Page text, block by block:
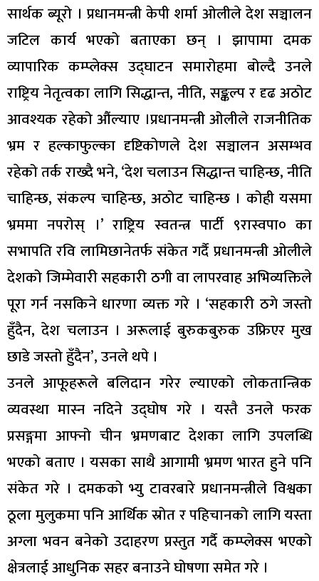
सार्थक ब्यूरो । प्रधानमन्त्री केपी शर्मा ओलीले देश सञ्चालन
जटिल कार्य भएको बताएका छन् । झापामा दमक
व्यापारिक कम्प्लेक्स उद्घाटन समारोहमा बोल्दै उनले
राष्ट्रिय नेतृत्वका लागि सिद्धान्त, नीति, सङ्कल्प र दृढ अठोट
आवश्यक रहेको औंल्याए ।प्रधानमन्त्री ओलीले राजनीतिक
भ्रम र हल्काफुल्का दृष्टिकोणले देश सञ्चालन असम्भव
रहेको तर्क राख्दै भने, ‘देश चलाउन सिद्धान्त चाहिन्छ, नीति
चाहिन्छ, संकल्प चाहिन्छ, अठोट चाहिन्छ । कोही यसमा
भ्रममा नपरोस् ।’ राष्ट्रिय स्वतन्त्र पार्टी ९रास्वपा० का
सभापति रवि लामिछानेतर्फ संकेत गर्दै प्रधानमन्त्री ओलीले
देशको जिम्मेवारी सहकारी ठगी वा लापरवाह अभिव्यक्तिले
पूरा गर्न नसकिने धारणा व्यक्त गरे । ‘सहकारी ठगे जस्तो
हुँदैन, देश चलाउन । अरूलाई बुरुकबुरुक उफ्रिएर मुख
छाडे जस्तो हुँदैन’, उनले थपे ।
उनले आफूहरूले बलिदान गरेर ल्याएको लोकतान्त्रिक
व्यवस्था मास्न नदिने उद्घोष गरे । यस्तै उनले फरक
प्रसङ्गमा आफ्नो चीन भ्रमणबाट देशका लागि उपलब्धि
भएको बताए । यसका साथै आगामी भ्रमण भारत हुने पनि
संकेत गरे । दमकको भ्यु टावरबारे प्रधानमन्त्रीले विश्वका
ठूला मुलुकमा पनि आर्थिक स्रोत र पहिचानको लागि यस्ता
अग्ला भवन बनेको उदाहरण प्रस्तुत गर्दै कम्प्लेक्स भएको
क्षेत्रलाई आधुनिक सहर बनाउने घोषणा समेत गरे ।